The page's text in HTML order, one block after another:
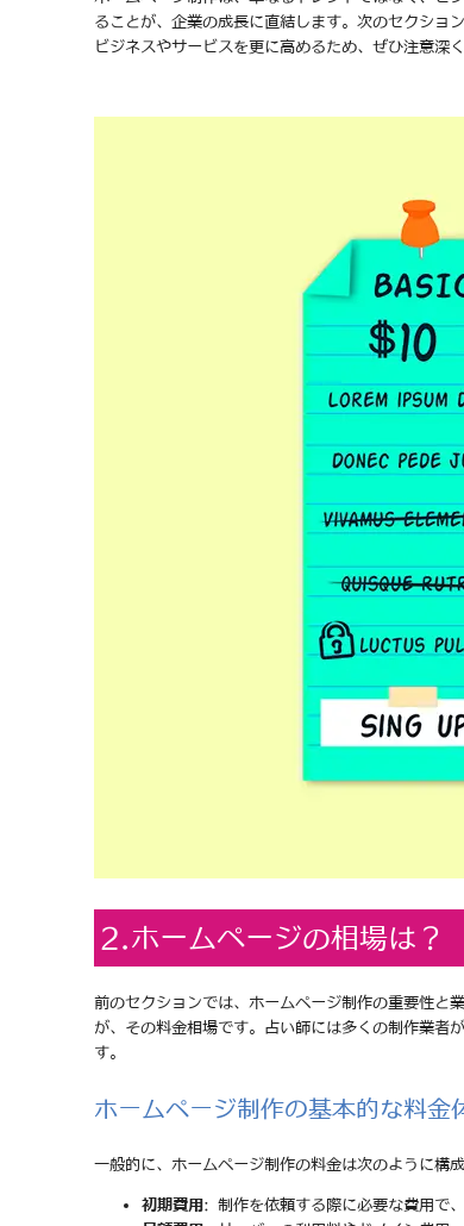
ることが、企業の成長に直結します。次のセクショ
ビジネスやサービスを更に高めるため、ぜひ注意深
2.ホームページの相場は？
前のセクションでは、ホームページ制作の重要性と
が、その料金相場です。占い師には多くの制作業者
す。
ホームページ制作の基本的な料金
一般的に、ホームページ制作の料金は次のように構成
初期費用 : 制作を依頼する際に必要な費用で